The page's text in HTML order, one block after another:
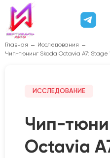
Главная
Исследования
Чип-тюнинг Skoda Octavia A7: Stage
ИССЛЕДОВАНИЕ
Чип-
Octavia